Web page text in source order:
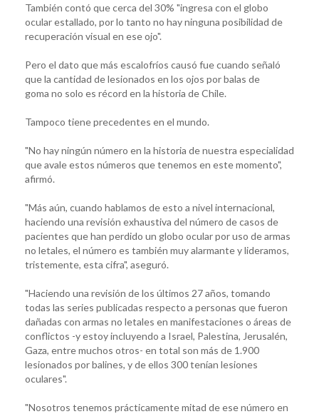
También contó que cerca del 30% "ingresa con el globo
ocular estallado, por lo tanto no hay ninguna posibilidad de
recuperación visual en ese ojo".
Pero el dato que más escalofríos causó fue cuando señaló
que la cantidad de lesionados en los ojos por balas de
goma no solo es récord en la historia de Chile.
Tampoco tiene precedentes en el mundo.
"No hay ningún número en la historia de nuestra especialidad
que avale estos números que tenemos en este momento",
afirmó.
"Más aún, cuando hablamos de esto a nivel internacional,
haciendo una revisión exhaustiva del número de casos de
pacientes que han perdido un globo ocular por uso de armas
no letales, el número es también muy alarmante y lideramos,
tristemente, esta cifra", aseguró.
"Haciendo una revisión de los últimos 27 años, tomando
todas las series publicadas respecto a personas que fueron
dañadas con armas no letales en manifestaciones o áreas de
conflictos -y estoy incluyendo a Israel, Palestina, Jerusalén,
Gaza, entre muchos otros- en total son más de 1.900
lesionados por balines, y de ellos 300 tenían lesiones
oculares".
"Nosotros tenemos prácticamente mitad de ese número en